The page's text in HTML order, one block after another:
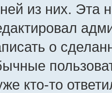
из них. Эта
о
кто-то